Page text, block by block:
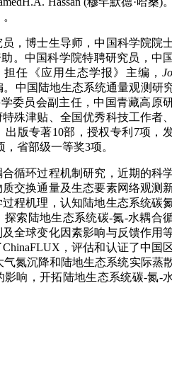
。
，博士生导师，中国科学院院
。中国科学院特聘研究员，中
任《应用生态学报》主编，
中国陆地生态系统通量观测研
委员会副主任，中国青藏高原
殊津贴、全国优秀科技工作者
出版专著10部，授权专利 7项，
，省部级一等奖3项。
循环过程机制研究，近期的科
交换通量及生态要素网络观测
程机理，认知陆地生态系统碳
探索陆地生态系统碳-氮-水耦合
全球变化因素影响与反馈作用
ChinaFLUX ，评估和认证了中国
氮沉降和陆地生态系统实际蒸
响，开拓陆地生态系统碳-氮-